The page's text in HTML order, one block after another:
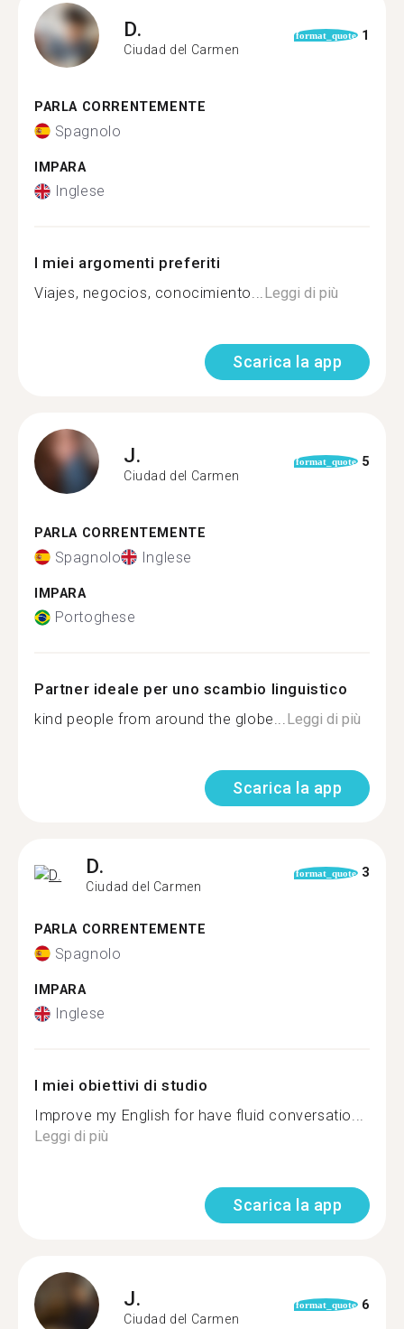
D.
Ciudad del Carmen
format_quote 1
PARLA CORRENTEMENTE
Spagnolo
IMPARA
Inglese
I miei argomenti preferiti
Viajes, negocios, conocimiento...Leggi di più
Scarica la app
J.
Ciudad del Carmen
format_quote 5
PARLA CORRENTEMENTE
Spagnolo Inglese
IMPARA
Portoghese
Partner ideale per uno scambio linguistico
kind people from around the globe...Leggi di più
Scarica la app
D.
Ciudad del Carmen
format_quote 3
PARLA CORRENTEMENTE
Spagnolo
IMPARA
Inglese
I miei obiettivi di studio
Improve my English for have fluid conversatio...
Leggi di più
Scarica la app
J.
Ciudad del Carmen
format_quote 6